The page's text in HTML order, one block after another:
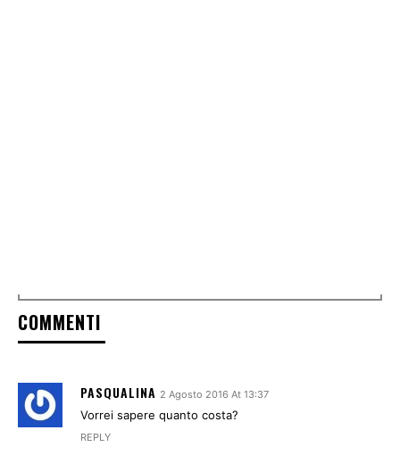
COMMENTI
PASQUALINA 2 Agosto 2016 At 13:37
Vorrei sapere quanto costa?
REPLY